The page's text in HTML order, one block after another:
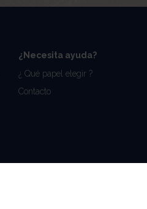
¿Necesita ayuda?
¿ Qué papel elegir ?
Contacto